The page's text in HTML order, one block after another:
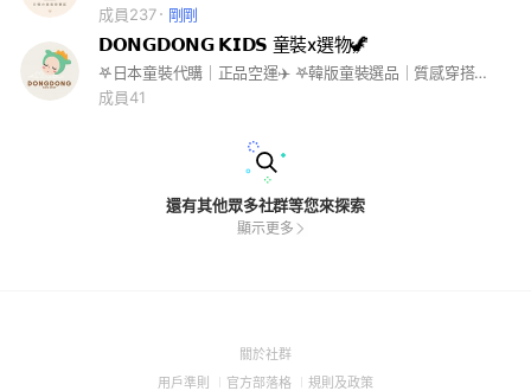
成員237
剛剛
𝗗𝗢𝗡𝗚𝗗𝗢𝗡𝗚 𝗞𝗜𝗗𝗦 童裝x選物🦖
𖤐日本童裝代購｜正品空運✈️ 𖤐韓版童裝選品｜質感穿搭👶🏻 𖤐親子選物開團｜咚媽嚴選💎 💛用幫鵝子挑選的心，來幫媽咪把拔把關 🧡把美好的分享給你，給寶貝安心的選擇 🛒採預購制，結單匯款後進行採買 ❣️購買前請詳閱購買須知（不接急單‼️） 📱詢問與訂購請加官方Line @160ujpps
成員41
還有其他眾多社群等您來探索
顯示更多
關於社群(Open
用戶準則 (Open
官方部落格 (Open
規則及政策(Open